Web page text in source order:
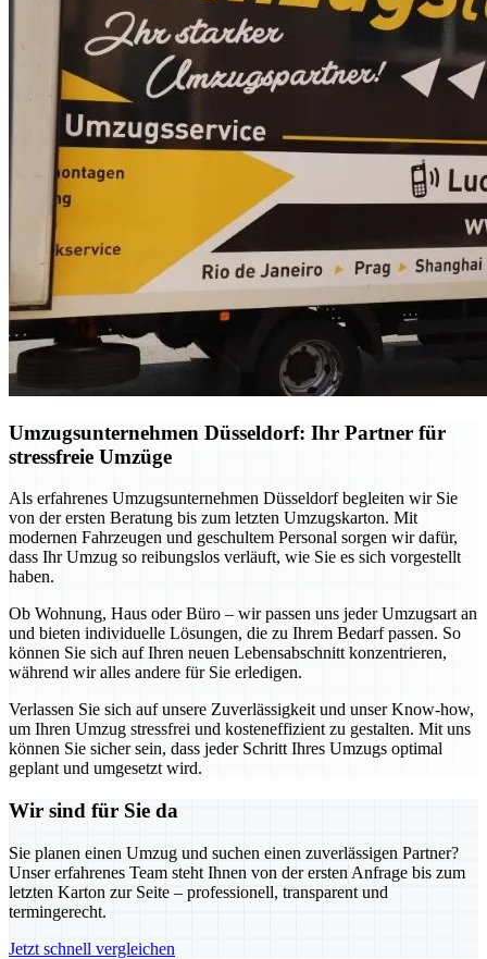
Umzugsunternehmen Düsseldorf: Ihr Partner für
stressfreie Umzüge
Als erfahrenes Umzugsunternehmen Düsseldorf begleiten wir Sie
von der ersten Beratung bis zum letzten Umzugskarton. Mit
modernen Fahrzeugen und geschultem Personal sorgen wir dafür,
dass Ihr Umzug so reibungslos verläuft, wie Sie es sich vorgestellt
haben.
Ob Wohnung, Haus oder Büro – wir passen uns jeder Umzugsart an
und bieten individuelle Lösungen, die zu Ihrem Bedarf passen. So
können Sie sich auf Ihren neuen Lebensabschnitt konzentrieren,
während wir alles andere für Sie erledigen.
Verlassen Sie sich auf unsere Zuverlässigkeit und unser Know-how,
um Ihren Umzug stressfrei und kosteneffizient zu gestalten. Mit uns
können Sie sicher sein, dass jeder Schritt Ihres Umzugs optimal
geplant und umgesetzt wird.
Wir sind für Sie da
Sie planen einen Umzug und suchen einen zuverlässigen Partner?
Unser erfahrenes Team steht Ihnen von der ersten Anfrage bis zum
letzten Karton zur Seite – professionell, transparent und
termingerecht.
Jetzt schnell vergleichen